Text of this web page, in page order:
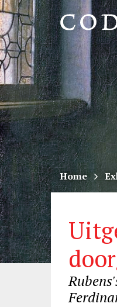
CODART,
Dutch
and
Flemish
art
in
museums
worldwide
Home